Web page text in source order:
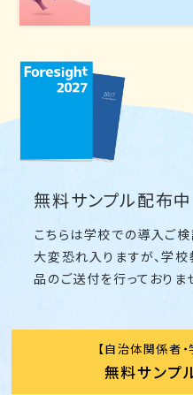
無料サンプル配布中
こちらは学校での導入ご検
大変恐れ入りますが、学
品のご送付を行っておりま
自治体関係者
無料サンプ